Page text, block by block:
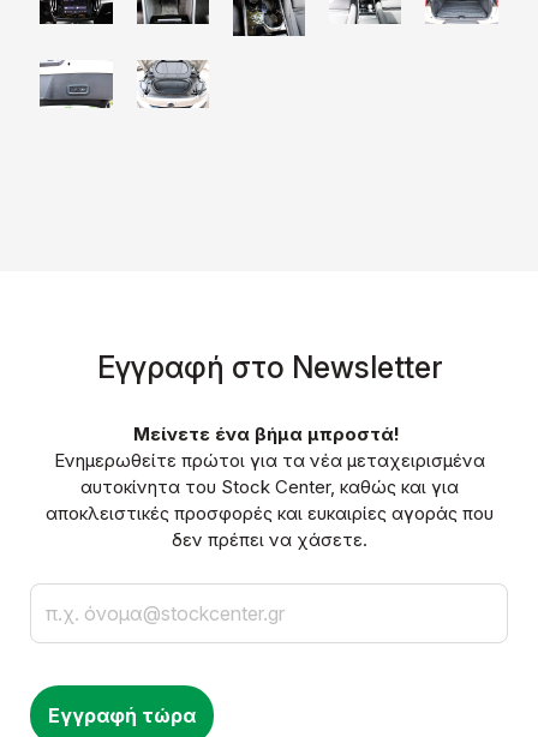
Eγγραφή στο Νewsletter
Μείνετε ένα βήμα μπροστά!
Ενημερωθείτε πρώτοι για τα νέα μεταχειρισμένα
αυτοκίνητα του Stock Center, καθώς και για
αποκλειστικές προσφορές και ευκαιρίες αγοράς που
δεν πρέπει να χάσετε.